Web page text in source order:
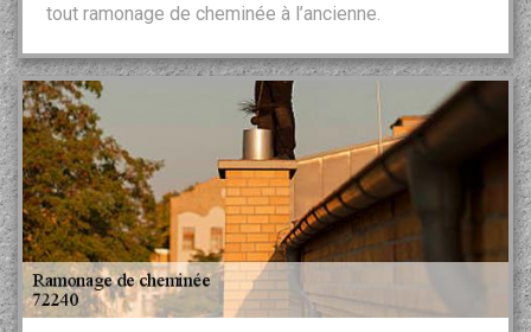
tout ramonage de cheminée à l’ancienne.